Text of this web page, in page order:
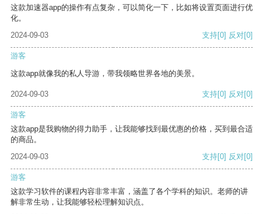
这款加速器app的操作有点复杂，可以简化一下，比如将设置页面进行优
化。
2024-09-03
支持[0] 反对[0]
游客
这款app就像我的私人导游，带我领略世界各地的美景。
2024-09-03 支持[0] 反对[0]
游客
这款app是我购物的得力助手，让我能够找到最优惠的价格，买到最合适
的商品。
2024-09-03
支持[0] 反对[0]
游客
这款学习软件的课程内容非常丰富，涵盖了各个学科的知识。老师的讲
解非常生动，让我能够轻松理解知识点。